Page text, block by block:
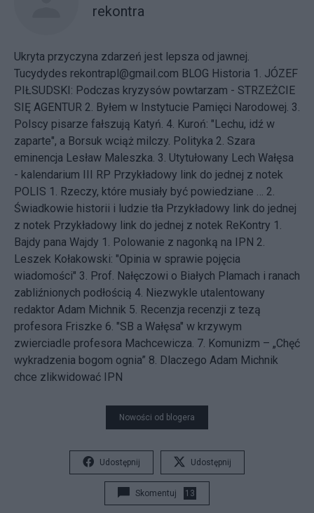
rekontra
Ukryta przyczyna zdarzeń jest lepsza od jawnej.
Tucydydes rekontrapl@gmail.com BLOG Historia 1. JÓZEF
PIŁSUDSKI: Podczas kryzysów powtarzam - STRZEŻCIE
SIĘ AGENTUR 2. Byłem w Instytucie Pamięci Narodowej. 3.
Polscy pisarze fałszują Katyń. 4. Kuroń: "Lechu, idź w
zaparte", a Borsuk wciąż milczy. Polityka 2. Szara
eminencja Lesław Maleszka. 3. Utytułowany Lech Wałęsa
- kalendarium III RP Przykładowy link do jednej z notek
POLIS 1. Rzeczy, które musiały być powiedziane … 2.
Świadkowie historii i ludzie tła Przykładowy link do jednej
z notek Przykładowy link do jednej z notek ReKontry 1.
Bajdy pana Wajdy 1. Polowanie z nagonką na IPN 2.
Leszek Kołakowski: "Opinia w sprawie pojęcia
wiadomości" 3. Prof. Nałęczowi o Białych Plamach i ranach
zabliźnionych podłością 4. Niezwykle utalentowany
redaktor Adam Michnik 5. Recenzja recenzji z tezą
profesora Friszke 6. "SB a Wałęsa" w krzywym
zwierciadle profesora Machcewicza. 7. Komunizm – „Chęć
wykradzenia bogom ognia” 8. Dlaczego Adam Michnik
chce zlikwidować IPN
Nowości od blogera
Udostępnij Udostępnij
Skomentuj 13